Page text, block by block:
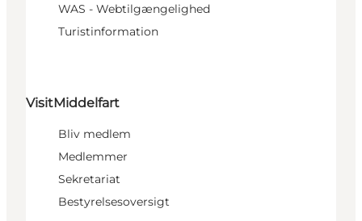
WAS - Webtilgængelighed
Turistinformation
VisitMiddelfart
Bliv medlem
Medlemmer
Sekretariat
Bestyrelsesoversigt